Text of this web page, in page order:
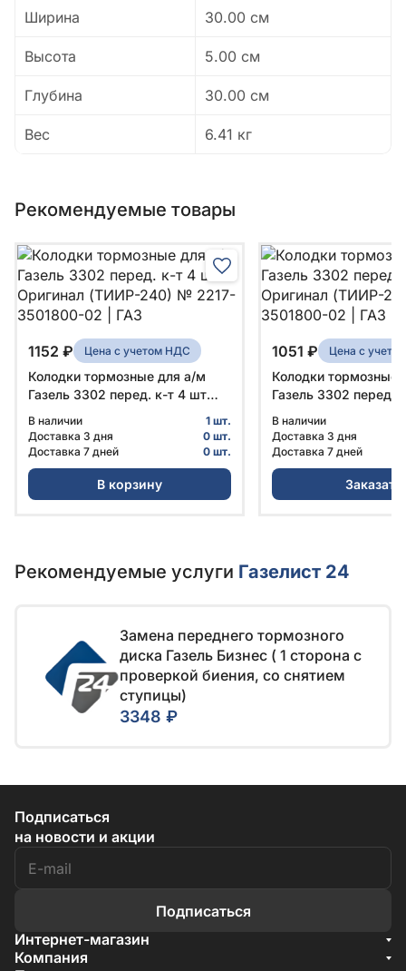
Ширина 30.00 см
Высота 5.00 см
Глубина 30.00 см
Вес 6.41 кг
Рекомендуемые товары
1152 ₽ Цена с учетом НДС
Колодки тормозные для а/м
Газель 3302 перед. к-т 4 шт
3501800-02 | ГАЗ
В наличии
1 шт.
Доставка 3 дня
0 шт.
Доставка 7 дней
0 шт.
В корзину
1051 ₽ Цена с
Колодки тормозные
Газель 3302 перед.
3501800-02 | ГАЗ
В наличии
Доставка 3 дня
Доставка 7 дней
Заказать
Рекомендуемые услуги Газелист 24
Замена переднего тормозного
диска Газель Бизнес ( 1 сторона c
проверкой биения, со снятием
ступицы)
3348 ₽
Подписаться
на новости и акции
Подписаться
Интернет-магазин
Акции
Компания